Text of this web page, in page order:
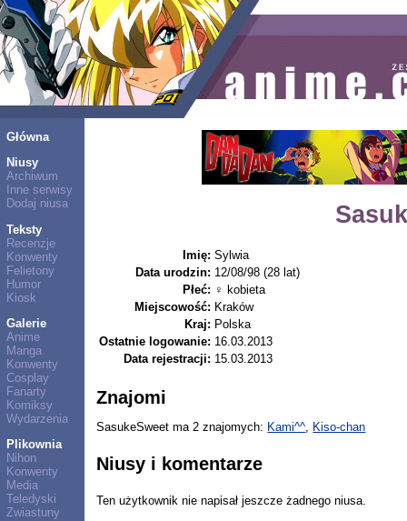
Główna
Niusy
Archiwum
Inne serwisy
Dodaj niusa
Teksty
Recenzje
Konwenty
Felietony
Humor
Kiosk
Galerie
Anime
Manga
Konwenty
Cosplay
Fanarty
Komiksy
Wydarzenia
Plikownia
Nihon
Konwenty
Media
Teledyski
Zwiastuny
Imię: Sylwia
Data urodzin: 12/08/98 (28 lat)
Płeć: ♀ kobieta
Miejscowość: Kraków
Kraj: Polska
Ostatnie logowanie: 16.03.2013
Data rejestracji: 15.03.2013
Znajomi
SasukeSweet ma 2 znajomych: Kami^^, Kiso-chan
Niusy i komentarze
Ten użytkownik nie napisał jeszcze żadnego niusa.